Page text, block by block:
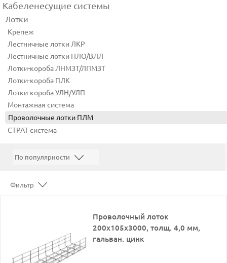
Кабеленесущие системы
Лотки
Крепеж
Лестничные лотки ЛКР
Лестничные лотки НЛО/ВЛЛ
Лотки-короба ЛНМЗТ/ЛПМЗТ
Лотки-короба ПЛК
Лотки-короба УЛН/УЛП
Монтажная система
Проволочные лотки ПЛМ
СТРАТ система
Фильтр
Проволочный лоток
200х105х3000, толщ. 4,0 мм,
гальван. цинк